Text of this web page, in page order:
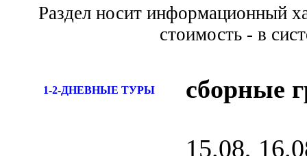
Раздел носит информационный
стоимость - в
1-2-ДНЕВНЫЕ ТУРЫ сборные
15.08,